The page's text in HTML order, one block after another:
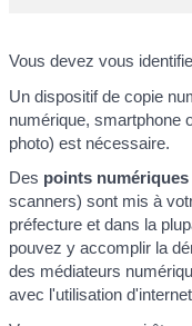
Vous devez vous
Un dispositif de copie
numérique, smartphone
photo) est nécessaire.
Des points numériques
scanners) sont mis à
préfecture et dans la
pouvez y accomplir la
des médiateurs
avec l'utilisation